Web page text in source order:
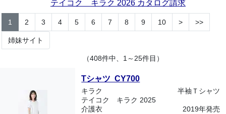
テイコク キラク 2026 カタログ請求
1 2 3 4 5 6 7 8 9 10 > >>
姉妹サイト
（408件中、1～25件目）
Tシャツ CY700
キラク
半袖Ｔシャツ
テイコク キラク 2025
介護衣
2019年発売